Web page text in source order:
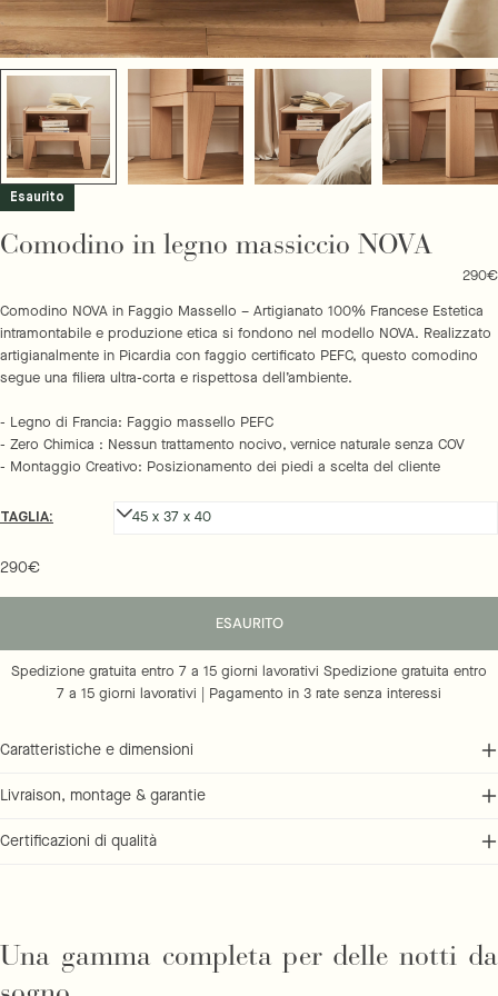
Esaurito
Comodino in legno massiccio NOVA
290€
Comodino NOVA in Faggio Massello – Artigianato 100% Francese Estetica
intramontabile e produzione etica si fondono nel modello NOVA. Realizzato
artigianalmente in Picardia con faggio certificato PEFC, questo comodino
segue una filiera ultra-corta e rispettosa dell’ambiente.
- Legno di Francia: Faggio massello PEFC
- Zero Chimica : Nessun trattamento nocivo, vernice naturale senza COV
- Montaggio Creativo: Posizionamento dei piedi a scelta del cliente
TAGLIA:
Prezzo regolare
290€
ESAURITO
Spedizione gratuita entro 7 a 15 giorni lavorativi Spedizione gratuita entro
7 a 15 giorni lavorativi | Pagamento in 3 rate senza interessi
Caratteristiche e dimensioni
Livraison, montage & garantie
Certificazioni di qualità
Una gamma completa per delle notti da